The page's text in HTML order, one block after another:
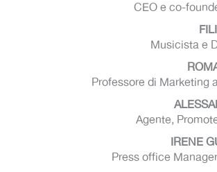
CEO e co-
Musicista e
Professore di Marketing
Agente,
IRENE
Press office